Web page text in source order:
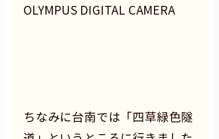
OLYMPUS DIGITAL CAMERA
ちなみに台南では「四草緑色隧